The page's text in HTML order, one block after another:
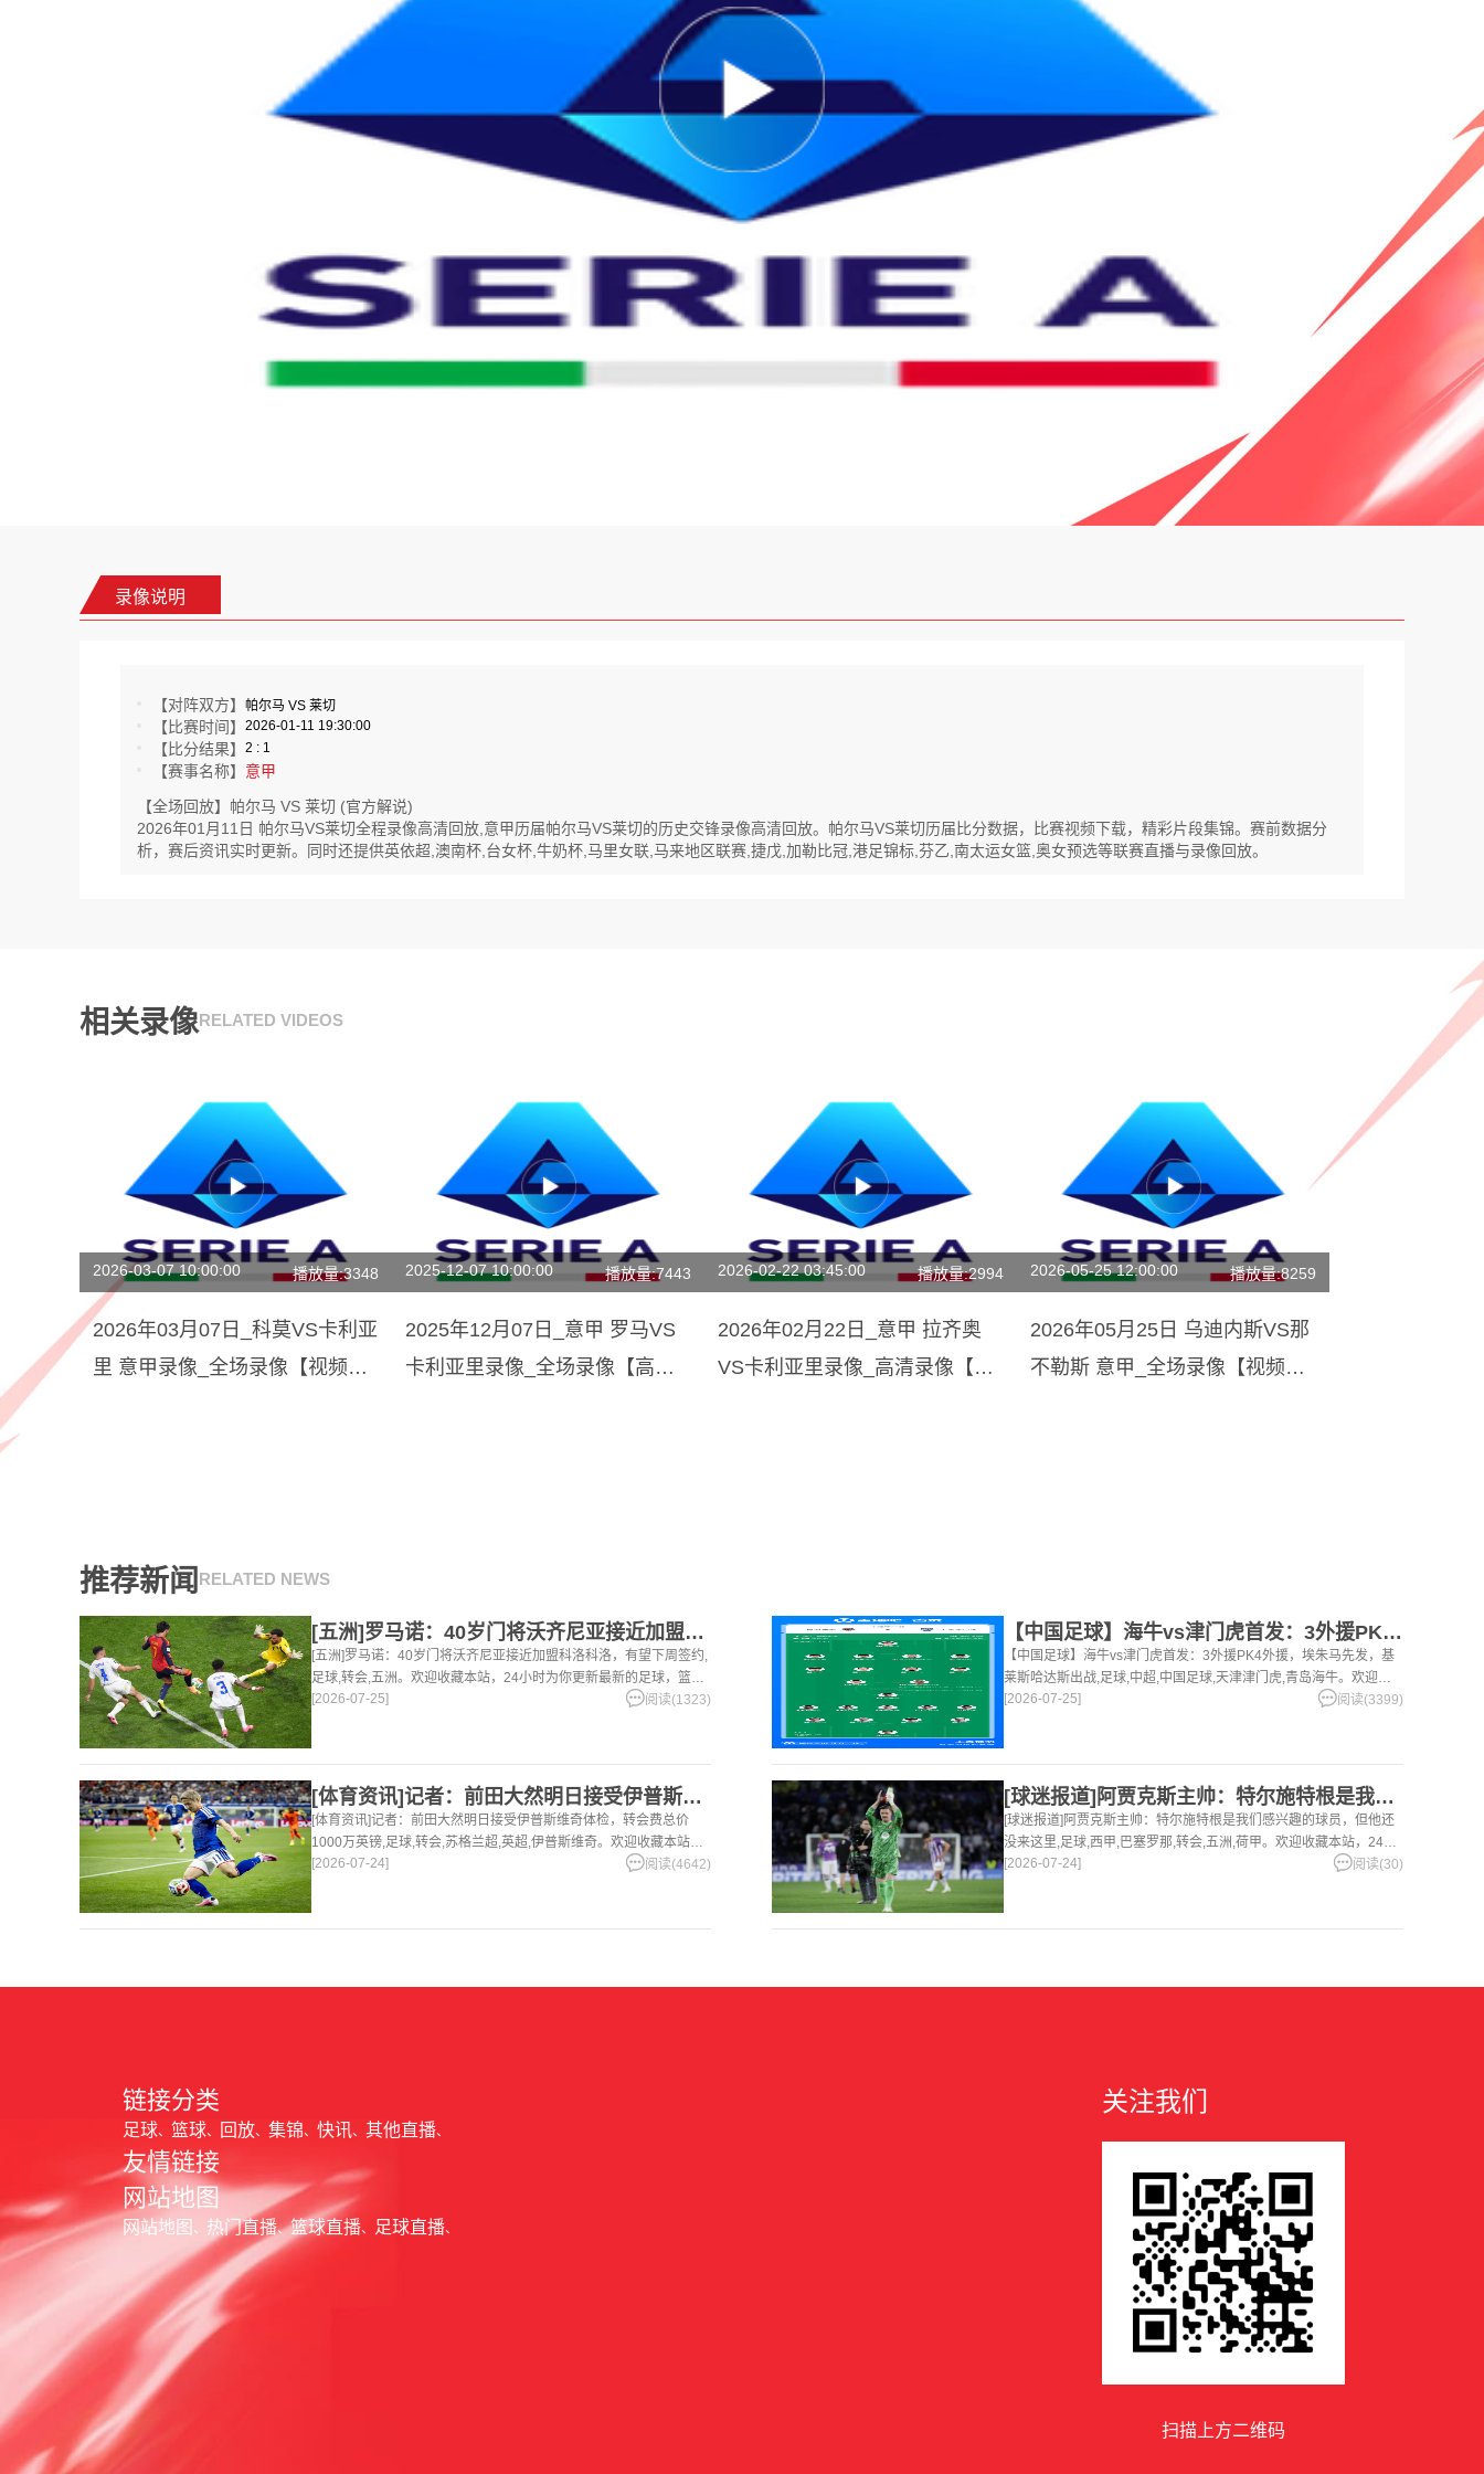
录像说明
【对阵双方】 帕尔马 VS 莱切
【比赛时间】 2026-01-11 19:30:00
【比分结果】 2 : 1
【赛事名称】 意甲
【全场回放】帕尔马 VS 莱切 (官方解说)
2026年01月11日 帕尔马VS莱切全程录像高清回放,意甲历届帕尔马VS莱切的历史交锋录像高清回放。帕尔马VS莱切历届比分数据，比赛视频下载，精彩片段集锦。赛前数据分
析，赛后资讯实时更新。同时还提供英依超,澳南杯,台女杯,牛奶杯,马里女联,马来地区联赛,捷戊,加勒比冠,港足锦标,芬乙,南太运女篮,奥女预选等联赛直播与录像回放。
相关录像RELATED VIDEOS
2026-03-07 10:00:00 播放量:3348
2026年03月07日_科莫VS卡利亚
里 意甲录像_全场录像【视频集
2025-12-07 10:00:00 播放量:7443
2025年12月07日_意甲 罗马VS
卡利亚里录像_全场录像【高清
2026-02-22 03:45:00 播放量:2994
2026年02月22日_意甲 拉齐奥
VS卡利亚里录像_高清录像【全
2026-05-25 12:00:00 播放量:8259
2026年05月25日 乌迪内斯VS那
不勒斯 意甲_全场录像【视频集
推荐新闻 RELATED NEWS
[五洲]罗马诺：40岁门将沃齐尼亚接近加盟科洛科洛，有望下周
[五洲]罗马诺：40岁门将沃齐尼亚接近加盟科洛科洛，有望下周签约,
足球,转会,五洲。欢迎收藏本站，24小时为你更新最新的足球，篮球
体育资讯。
[2026-07-25] 阅读(1323)
【中国足球】海牛vs津门虎首发：3外援PK4外援，埃朱马先发
【中国足球】海牛vs津门虎首发：3外援PK4外援，埃朱马先发，基
莱斯哈达斯出战,足球,中超,中国足球,天津津门虎,青岛海牛。欢迎收
藏本站，24小时为你更新最新的足球，篮球体育资讯。
[2026-07-25] 阅读(3399)
[体育资讯]记者：前田大然明日接受伊普斯维奇体检，转会费总价
[体育资讯]记者：前田大然明日接受伊普斯维奇体检，转会费总价
1000万英镑,足球,转会,苏格兰超,英超,伊普斯维奇。欢迎收藏本站，
24小时为你更新最新的足球，篮球体育资讯。
[2026-07-24] 阅读(4642)
[球迷报道]阿贾克斯主帅：特尔施特根是我们感兴趣的球员，但他
[球迷报道]阿贾克斯主帅：特尔施特根是我们感兴趣的球员，但他还
没来这里,足球,西甲,巴塞罗那,转会,五洲,荷甲。欢迎收藏本站，24小
时为你更新最新的足球，篮球体育资讯。
[2026-07-24] 阅读(30)
链接分类
足球 篮球 回放 集锦 快讯 其他直播
友情链接
网站地图
网站地图 热门直播 篮球直播 足球直播
关注我们
扫描上方二维码